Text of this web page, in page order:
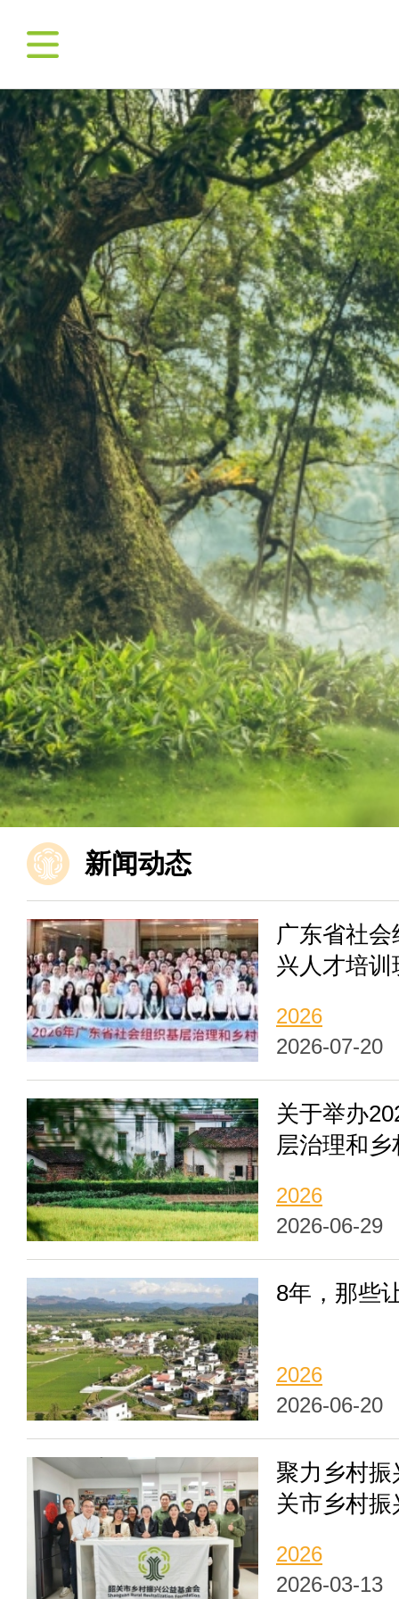
新闻动态
广东省社
兴人才培
2026
2026-07-20
关于举办
层治理和
2026
2026-06-29
8年，那些
2026
2026-06-20
聚力乡村
关市乡村
2026
2026-03-13